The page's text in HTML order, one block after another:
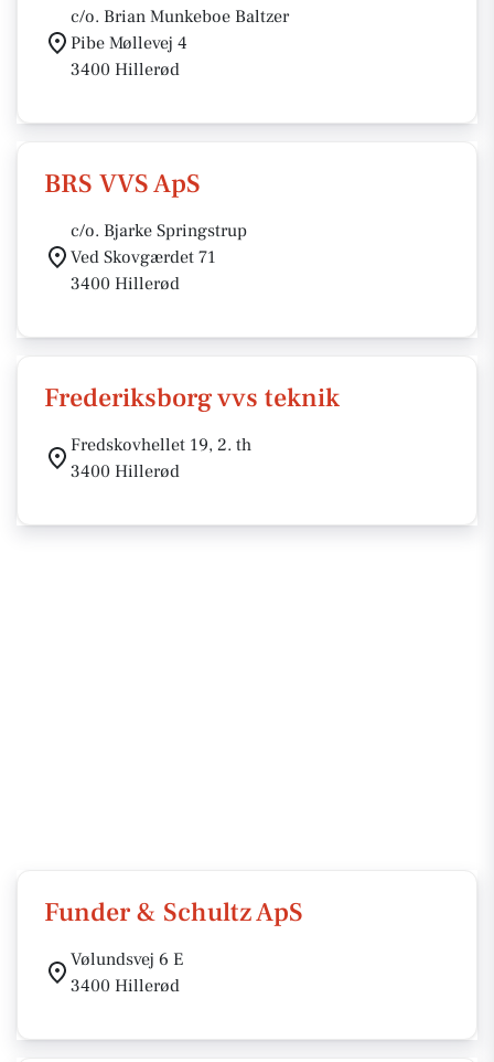
c/o. Brian Munkeboe Baltzer
Pibe Møllevej 4
3400 Hillerød
BRS VVS ApS
c/o. Bjarke Springstrup
Ved Skovgærdet 71
3400 Hillerød
Frederiksborg vvs teknik
Fredskovhellet 19, 2. th
3400 Hillerød
Funder & Schultz ApS
Vølundsvej 6 E
3400 Hillerød